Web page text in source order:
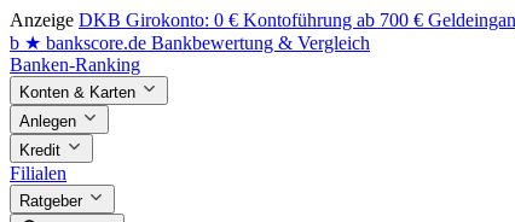
Anzeige DKB Girokonto: 0 € Kontoführung ab 700 €
b ★ bankscore.de Bankbewertung & Vergleich
Banken-Ranking
Konten & Karten
Anlegen
Kredit
Filialen
Ratgeber